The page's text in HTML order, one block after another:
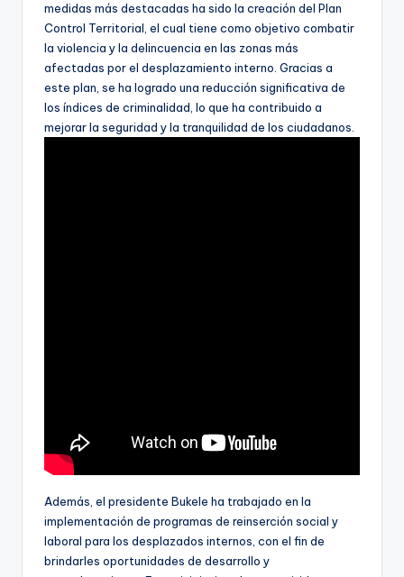
medidas más destacadas ha sido la creación del Plan
Control Territorial, el cual tiene como objetivo combatir
la violencia y la delincuencia en las zonas más
afectadas por el desplazamiento interno. Gracias a
este plan, se ha logrado una reducción significativa de
los índices de criminalidad, lo que ha contribuido a
mejorar la seguridad y la tranquilidad de los ciudadanos.
Además, el presidente Bukele ha trabajado en la
implementación de programas de reinserción social y
laboral para los desplazados internos, con el fin de
brindarles oportunidades de desarrollo y